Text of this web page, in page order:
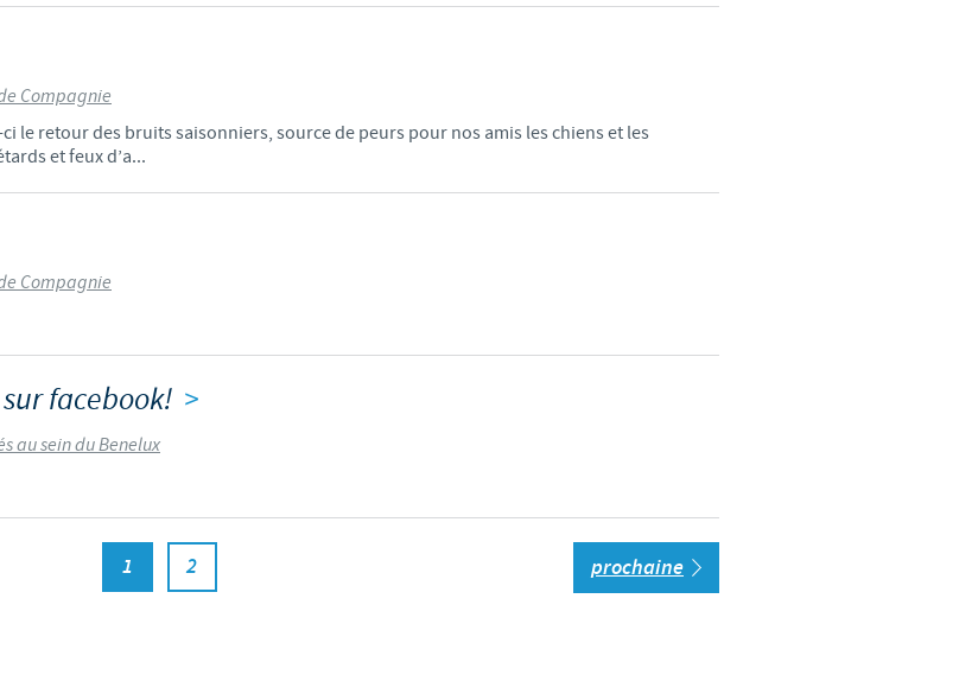
Compagnie
le retour des bruits saisonniers, source de peurs pour nos amis les chiens et les
et feux d’a...
Compagnie
facebook! >
au sein du Benelux
1 2 prochaine